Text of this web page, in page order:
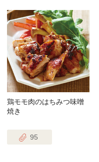
鶏モモ肉のはちみつ味噌
焼き
95